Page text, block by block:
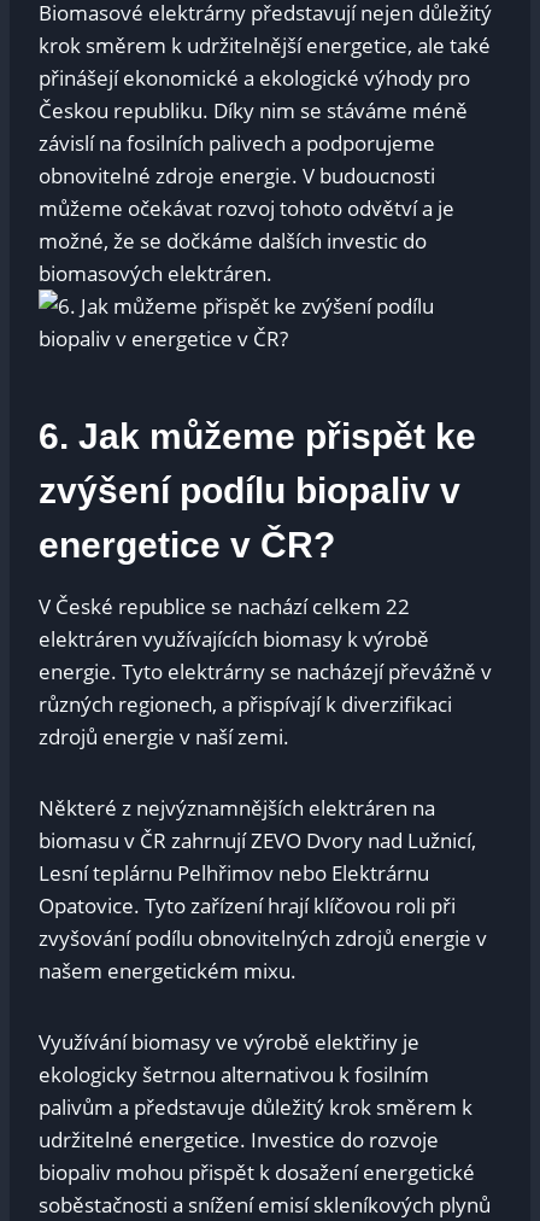
Biomasové elektrárny představují nejen důležitý
krok směrem k udržitelnější energetice, ale také
přinášejí ekonomické a ekologické výhody pro
Českou republiku. Díky nim se stáváme méně
závislí na fosilních palivech a podporujeme
obnovitelné zdroje energie. V budoucnosti
můžeme očekávat rozvoj tohoto odvětví a je
možné, že se dočkáme dalších investic do
biomasových elektráren.
6. Jak můžeme přispět ke
zvýšení podílu biopaliv v
energetice v ČR?
V České republice se nachází celkem 22
elektráren využívajících biomasy k výrobě
energie. Tyto elektrárny se nacházejí převážně v
různých regionech, a přispívají k diverzifikaci
zdrojů energie v naší zemi.
Některé z nejvýznamnějších elektráren na
biomasu v ČR zahrnují ZEVO Dvory nad Lužnicí,
Lesní teplárnu Pelhřimov nebo Elektrárnu
Opatovice. Tyto zařízení hrají klíčovou roli při
zvyšování podílu obnovitelných zdrojů energie v
našem energetickém mixu.
Využívání biomasy ve výrobě elektřiny je
ekologicky šetrnou alternativou k fosilním
palivům a představuje důležitý krok směrem k
udržitelné energetice. Investice do rozvoje
biopaliv mohou přispět k dosažení energetické
soběstačnosti a snížení emisí skleníkových plynů